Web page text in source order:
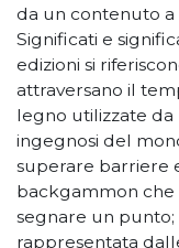
da un contenuto a
Significati e
edizioni si
attraversano il
legno utilizzate
ingegnosi del
superare barriere
backgammon che
segnare un
rappresentata